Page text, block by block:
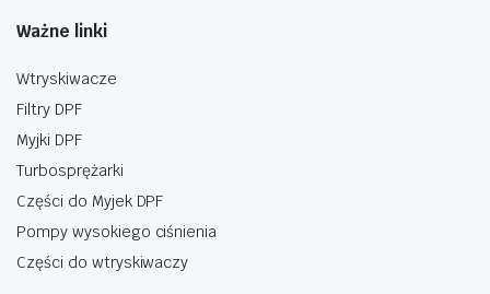
Ważne linki
Wtryskiwacze
Filtry DPF
Myjki DPF
Turbosprężarki
Części do Myjek DPF
Pompy wysokiego ciśnienia
Części do wtryskiwaczy